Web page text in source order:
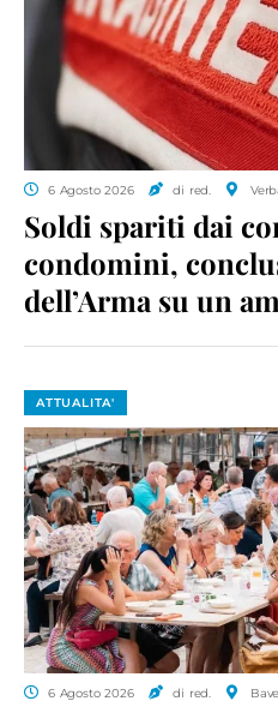
6 Agosto 2026 di red.
Soldi spariti dai
condomini,
dell’Arma su un
ATTUALITA'
6 Agosto 2026 di red.